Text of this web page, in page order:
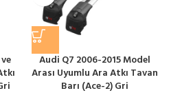
Audi Q7 2006-2015 Model
Arası Uyumlu Ara Atkı Tavan
Barı (Ace-2) Gri